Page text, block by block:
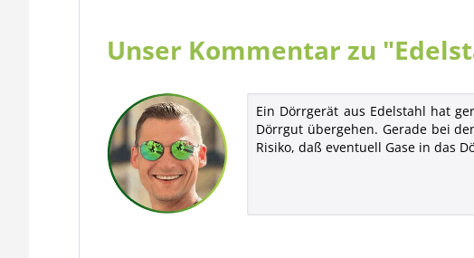
Unser Kommentar zu
Ein Dörrgerät aus Edelstahl hat
Dörrgut übergehen. Gerade bei
Risiko, daß eventuell Gase in das